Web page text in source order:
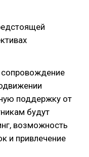
поддержку от
будут
возможность
и привлечение